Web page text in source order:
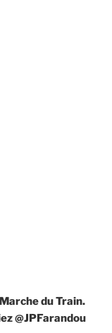
du Train.
@JPFarandou